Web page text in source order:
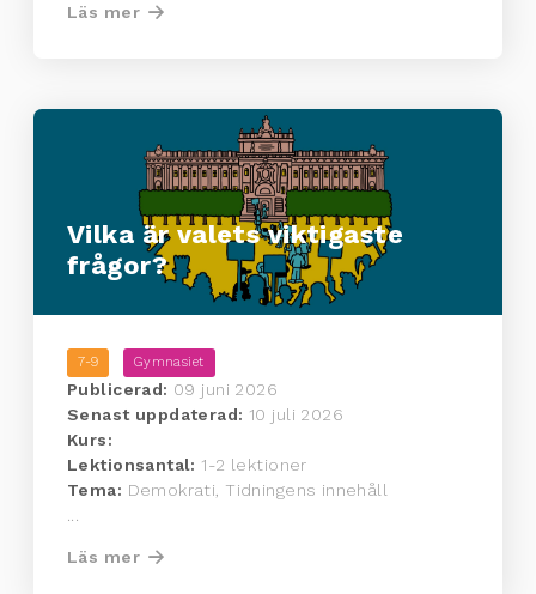
Läs mer
Vilka är valets viktigaste
frågor?
7-9 Gymnasiet
Publicerad: 09 juni 2026
Senast uppdaterad: 10 juli 2026
Kurs:
Lektionsantal: 1-2 lektioner
Tema: Demokrati, Tidningens innehåll
Läs mer